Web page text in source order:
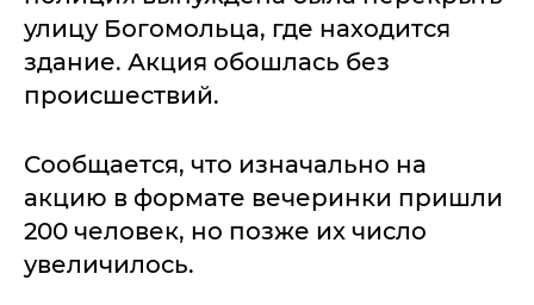
улицу Богомольца, где находится
здание. Акция обошлась без
происшествий.
Сообщается, что изначально на
акцию в формате вечеринки пришли
200 человек, но позже их число
увеличилось.